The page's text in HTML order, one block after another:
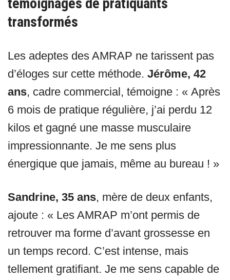
transformés
Les adeptes des AMRAP ne tarissent pas
d’éloges sur cette méthode. Jérôme, 42
ans, cadre commercial, témoigne : « Après
6 mois de pratique régulière, j’ai perdu 12
kilos et gagné une masse musculaire
impressionnante. Je me sens plus
énergique que jamais, même au bureau ! »
Sandrine, 35 ans, mère de deux enfants,
ajoute : « Les AMRAP m’ont permis de
retrouver ma forme d’avant grossesse en
un temps record. C’est intense, mais
tellement gratifiant. Je me sens capable de